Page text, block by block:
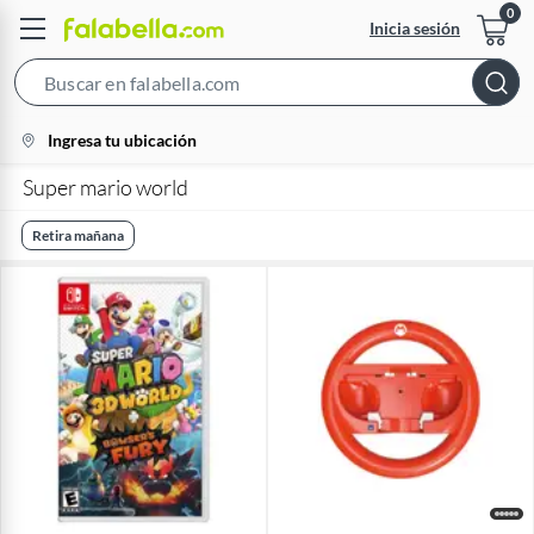
Inicia sesión
Bar
location-
icon
Ingresa tu ubicación
Super mario world
Retira mañana